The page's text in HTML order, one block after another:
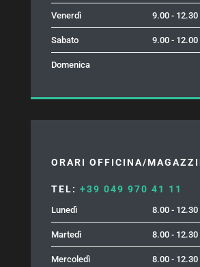
Venerdì 9.00 -
Sabato 9.00 -
Domenica
ORARI OFFICINA/
TEL: +39 049 970 41 11
Lunedì 8.00 -
Martedì 8.00 -
Mercoledì 8.00 -